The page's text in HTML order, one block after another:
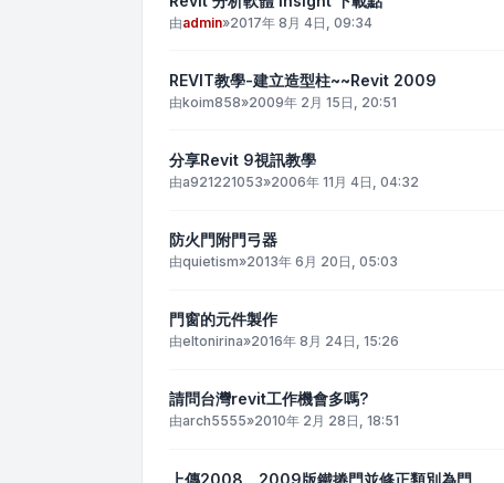
由admin»2017年 8月 4日, 09:34
REVIT教學-建立造型柱~~Revit 2009
由koim858»2009年 2月 15日, 20:51
分享Revit 9視訊教學
由a921221053»2006年 11月 4日, 04:32
防火門附門弓器
由quietism»2013年 6月 20日, 05:03
門窗的元件製作
由eltonirina»2016年 8月 24日, 15:26
請問台灣revit工作機會多嗎?
由arch5555»2010年 2月 28日, 18:51
上傳2008、2009版鐵捲門並修正類別為門